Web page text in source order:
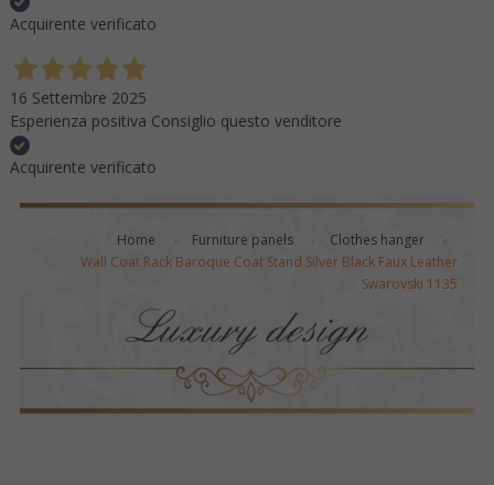
Acquirente verificato
16 Settembre 2025
Esperienza positiva Consiglio questo venditore
Acquirente verificato
Home Furniture panels
Clothes hanger
Wall Coat Rack Baroque Coat Stand Silver Black Faux Leather
Swarovski 1135